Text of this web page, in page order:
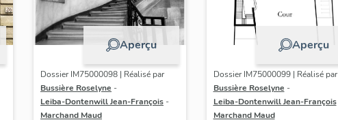
Aperçu
Dossier IM75000098 | Réalisé par
Bussière Roselyne -
Leiba-Dontenwill Jean-François -
Marchand Maud
Aperçu
Dossier IM75000099 | Réalisé par
Bussière Roselyne -
Leiba-Dontenwill Jean-François
Marchand Maud